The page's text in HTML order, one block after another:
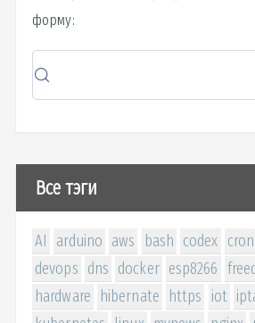
форму:
Все тэги
AI arduino aws bash codex cron
devops dns docker esp8266
hardware
hibernate https iot